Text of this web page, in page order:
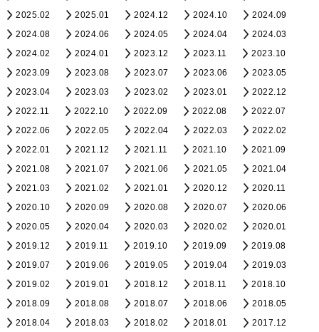
2025.02
2025.01 2024.12 2024.10
2024.09
2024.08
2024.06 2024.05 2024.04
2024.03
2024.02
2024.01 2023.12 2023.11
2023.10
2023.09
2023.08 2023.07 2023.06
2023.05
2023.04
2023.03 2023.02 2023.01
2022.12
2022.11
2022.10 2022.09 2022.08
2022.07
2022.06
2022.05 2022.04 2022.03
2022.02
2022.01
2021.12 2021.11 2021.10
2021.09
2021.08
2021.07 2021.06 2021.05
2021.04
2021.03
2021.02 2021.01 2020.12
2020.11
2020.10
2020.09 2020.08 2020.07
2020.06
2020.05
2020.04 2020.03 2020.02
2020.01
2019.12
2019.11 2019.10 2019.09
2019.08
2019.07
2019.06 2019.05 2019.04
2019.03
2019.02
2019.01 2018.12 2018.11
2018.10
2018.09
2018.08 2018.07 2018.06
2018.05
2018.04
2018.03 2018.02 2018.01
2017.12